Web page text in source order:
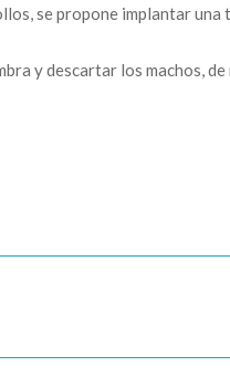
se propone implantar
y descartar los machos,